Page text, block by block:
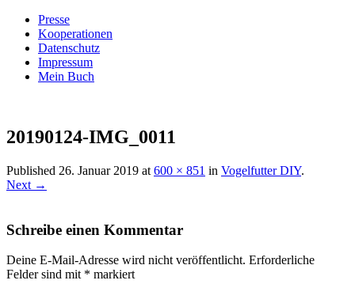
Presse
Kooperationen
Datenschutz
Impressum
Mein Buch
Villa König
20190124-IMG_0011
Published 26. Januar 2019 at 600 × 851 in Vogelfutter DIY.
Next →
Schreibe einen Kommentar
Deine E-Mail-Adresse wird nicht veröffentlicht. Erforderliche
Felder sind mit * markiert